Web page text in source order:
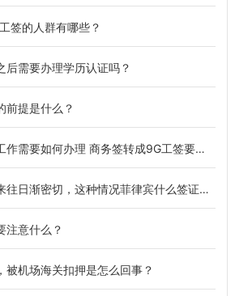
签的人群有哪些？
后需要办理学历认证吗？
前提是什么？
需要如何办理 商务签转成9G工签要怎么转
密切，这种情况菲律宾什么签证的办理量增多？
注意什么？
被机场海关扣押是怎么回事？